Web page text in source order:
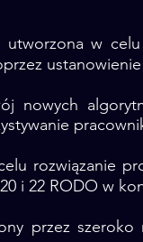
utworzona w
nowych
rozwiązanie
i 22 RODO w
przez